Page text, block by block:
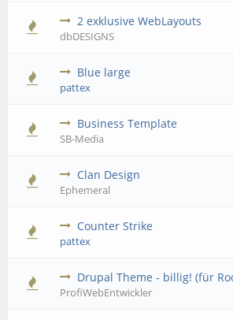
2 exklusive WebLayouts
dbDESIGNS
Blue large
pattex
Business Template
SB-Media
Clan Design
Ephemeral
Counter Strike
pattex
Drupal Theme - billig! (für
ProfiWebEntwickler